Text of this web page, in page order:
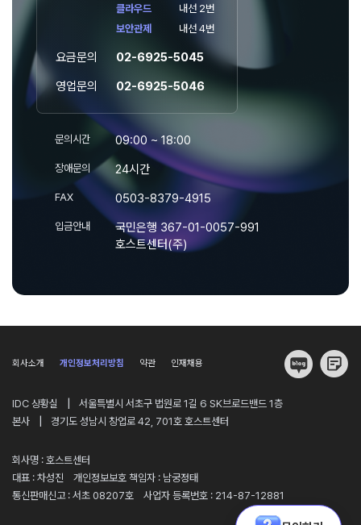
클라우드
내선 2번
보안관제
내선 4번
요금문의
02-6925-5045
영업문의
02-6925-5046
문의시간 09:00 ~ 18:00
장애문의 24시간
FAX 0503-8379-4915
입금안내
국민은행 367-01-0057-991
호스트센터(주)
회사소개 개인정보처리방침 약관 인재채용
IDC 상황실
서울특별시 서초구 법원로 1길 6 SK브로드밴드 1층
본사
경기도 성남시 창업로 42, 701호 호스트센터
회사명 : 호스트센터
대표 : 차성진
개인정보보호 책임자 : 남궁정태
통신판매신고 : 서초 08207호
사업자 등록번호 : 214-87-12881